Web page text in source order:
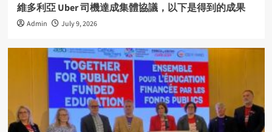
維多利亞 Uber 司機達成集體協議，以下是得到的成果
Admin July 9, 2026